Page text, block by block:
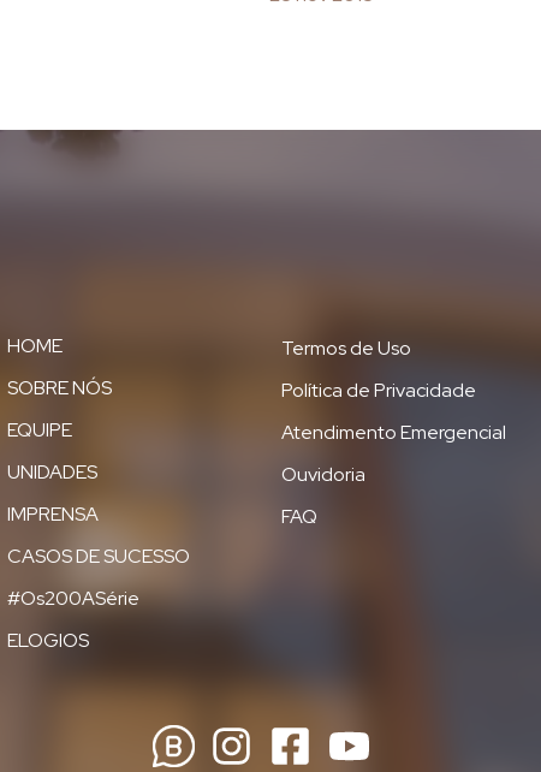
HOME
SOBRE NÓS
EQUIPE
UNIDADES
IMPRENSA
CASOS DE SUCESSO
#Os200ASérie
ELOGIOS
Termos de Uso
Política de Privacidade
Atendimento Emergencial
Ouvidoria
FAQ